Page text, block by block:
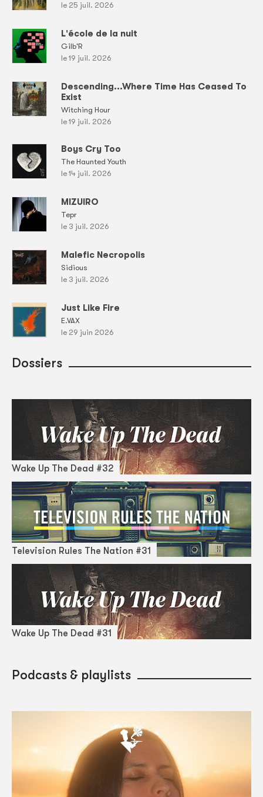
le 25 juil. 2026
L'école de la nuit
Gilb'R
le 19 juil. 2026
Descending...Where Time Has Ceased To
Exist
Witching Hour
le 19 juil. 2026
Boys Cry Too
The Haunted Youth
le 14 juil. 2026
MIZUIRO
Tepr
le 3 juil. 2026
Malefic Necropolis
Sidious
le 3 juil. 2026
Just Like Fire
E.VAX
le 29 juin 2026
Dossiers
Wake Up The Dead #32
Television Rules The Nation #31
Wake Up The Dead #31
Podcasts & playlists